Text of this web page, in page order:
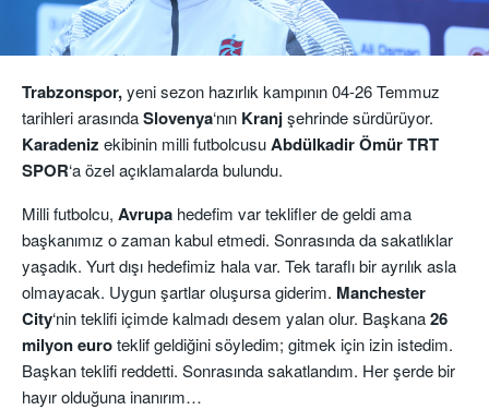
Trabzonspor,yeni sezon hazırlık kampının 04-26 Temmuz
tarihleri arasındaSlovenya‘nın Kranjşehrinde sürdürüyor.
Karadeniz ekibinin milli futbolcusuAbdülkadirÖmürTRT
SPOR‘a özel açıklamalarda bulundu.
Milli futbolcu, Avrupa hedefim var teklifler de geldi ama
başkanımız o zaman kabul etmedi. Sonrasında da sakatlıklar
yaşadık. Yurt dışı hedefimiz hala var. Tek taraflı bir ayrılık asla
olmayacak. Uygun şartlar oluşursa giderim. Manchester
City‘nin teklifi içimde kalmadı desem yalan olur. Başkana26
milyon euroteklif geldiğini söyledim; gitmek için izin istedim.
Başkan teklifi reddetti. Sonrasında sakatlandım. Her şerde bir
hayır olduğuna inanırım…